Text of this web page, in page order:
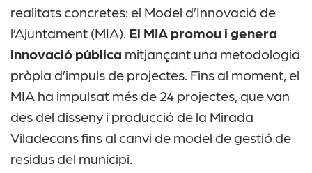
realitats concretes: el Model d’Innovació de
l’Ajuntament (MIA). El MIA promou i genera
innovació pública mitjançant una metodologia
pròpia d’impuls de projectes. Fins al moment, el
MIA ha impulsat més de 24 projectes, que van
des del disseny i producció de la Mirada
Viladecans fins al canvi de model de gestió de
residus del municipi.